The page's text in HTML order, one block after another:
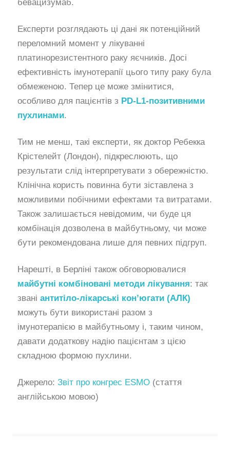
бевацизумаб.
Експерти розглядають ці дані як потенційний
переломний момент у лікуванні
платинорезистентного раку яєчників. Досі
ефективність імунотерапії цього типу раку була
обмеженою. Тепер це може змінитися,
особливо для пацієнтів з PD-L1-позитивними
пухлинами.
Тим не менш, такі експерти, як доктор Ребекка
Крістелейт (Лондон), підкреслюють, що
результати слід інтерпретувати з обережністю.
Клінічна користь повинна бути зіставлена з
можливими побічними ефектами та витратами.
Також залишається невідомим, чи буде ця
комбінація дозволена в майбутньому, чи може
бути рекомендована лише для певних підгруп.
Нарешті, в Берліні також обговорювалися
майбутні комбіновані методи лікування: так
звані антитіло-лікарські кон’югати (АЛК)
можуть бути використані разом з
імунотерапією в майбутньому і, таким чином,
давати додаткову надію пацієнтам з цією
складною формою пухлини.
Джерело: Звіт про конгрес ESMO (стаття
англійською мовою)